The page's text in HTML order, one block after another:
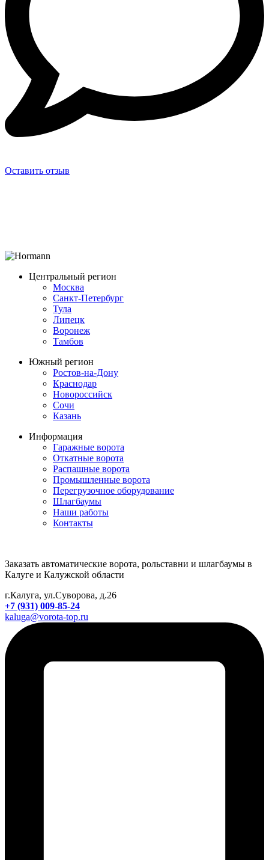
Оставить отзыв
Центральный регион
Москва
Санкт-Петербург
Тула
Липецк
Воронеж
Тамбов
Южный регион
Ростов-на-Дону
Краснодар
Новороссийск
Сочи
Казань
Информация
Гаражные ворота
Откатные ворота
Распашные ворота
Промышленные ворота
Перегрузочное оборудование
Шлагбаумы
Наши работы
Контакты
Заказать автоматические ворота, рольставни и шлагбаумы в
Калуге и Калужской области
г.Калуга, ул.Суворова, д.26
+7 (931) 009-85-24
kaluga@vorota-top.ru